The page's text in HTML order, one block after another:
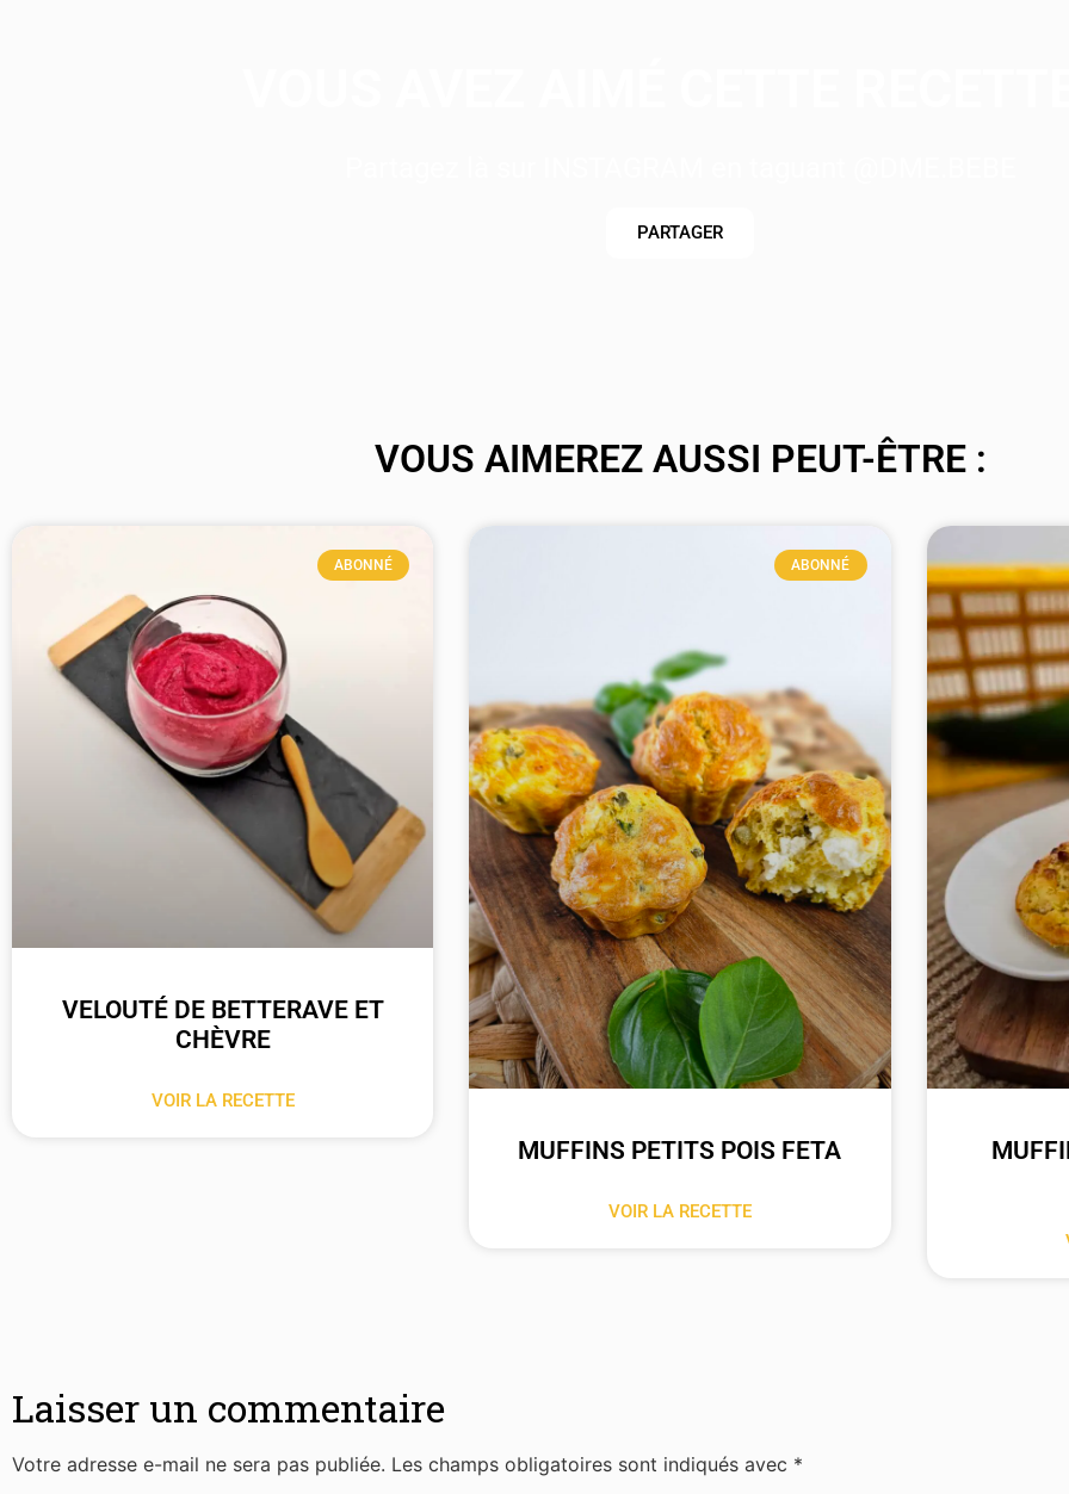
PARTAGER
VOUS AIMEREZ AUSSI PEUT-ÊTRE :
ABONNÉ
VELOUTÉ DE BETTERAVE ET
CHÈVRE
VOIR LA RECETTE
ABONNÉ
MUFFINS PETITS POIS FETA
VOIR LA RECETTE
Laisser un commentaire
Votre adresse e-mail ne sera pas publiée. Les champs obligatoires sont indiqués avec *